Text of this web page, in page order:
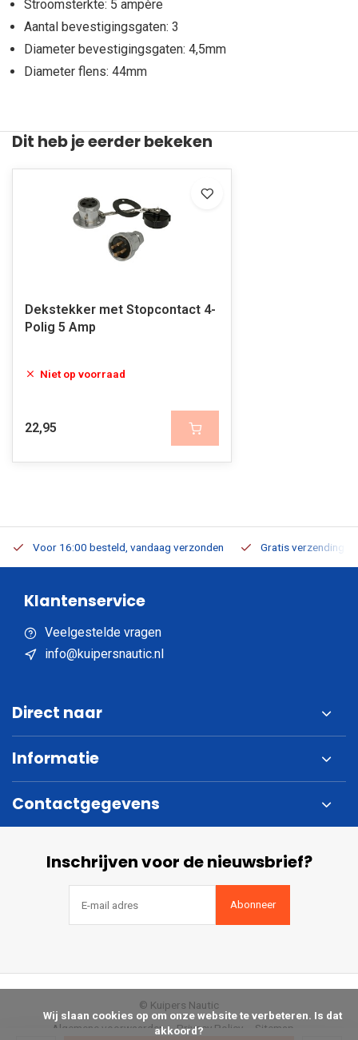
Stroomsterkte: 5 ampère
Aantal bevestigingsgaten: 3
Diameter bevestigingsgaten: 4,5mm
Diameter flens: 44mm
Dit heb je eerder bekeken
Dekstekker met Stopcontact 4-
Polig 5 Amp
Niet op voorraad
22,95
Voor 16:00 besteld, vandaag verzonden Gratis verzending
Klantenservice
Veelgestelde vragen
info@kuipersnautic.nl
Direct naar
Informatie
Contactgegevens
Inschrijven voor de nieuwsbrief?
Abonneer
Algemene voorwaarden Privacy Policy Sitemap
© Kuipers Nautic
akkoord?